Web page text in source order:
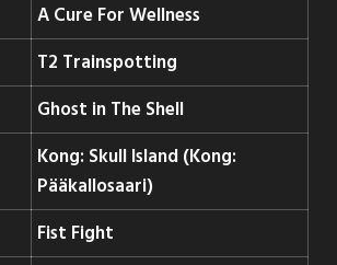
A Cure For Wellness
T2 Trainspotting
Ghost in The Shell
Kong: Skull Island (Kong:
Pääkallosaari)
Fist Fight